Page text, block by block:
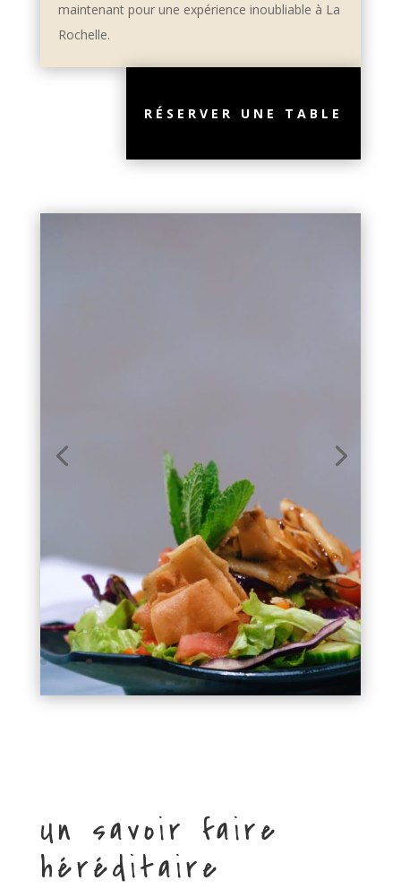
maintenant pour une expérience inoubliable à La
Rochelle.
RÉSERVER UNE TABLE
Un savoir faire
héréditaire